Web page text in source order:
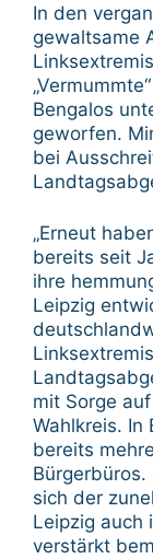
In den
gewaltsame
Bengalos
geworfen.
bei
„Erneut
bereits seit
ihre
Leipzig
mit Sorge
Wahlkreis. In
bereits
sich der
Leipzig auch
verstärkt